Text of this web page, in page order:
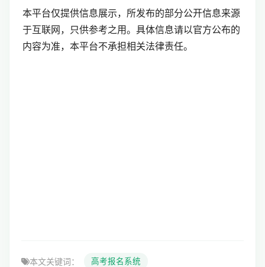
本平台仅提供信息展示，所发布的部分公开信息来源
于互联网，只供参考之用。具体信息请以官方公布的
内容为准，本平台不承担相关法律责任。
本文关键词： 高考报名系统